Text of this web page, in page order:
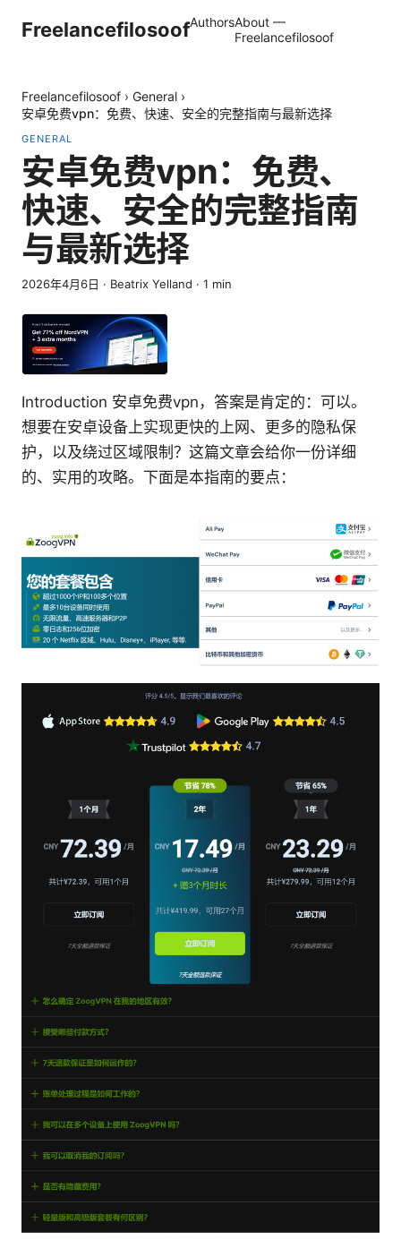
FreelancefilosoofAuthorsAbout —
Freelancefilosoof
Freelancefilosoof › General ›
安卓免费vpn：免费、快速、安全的完整指南与最新选择
GENERAL
安卓免费vpn：免费、
快速、安全的完整指南
与最新选择
2026年4月6日 · Beatrix Yelland · 1 min
Introduction 安卓免费vpn，答案是肯定的：可以。
想要在安卓设备上实现更快的上网、更多的隐私保
护，以及绕过区域限制？这篇文章会给你一份详细
的、实用的攻略。下面是本指南的要点：